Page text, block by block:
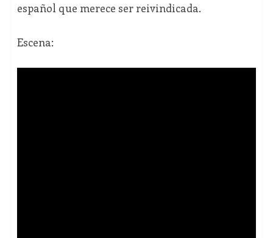
español que merece ser reivindicada.
Escena: